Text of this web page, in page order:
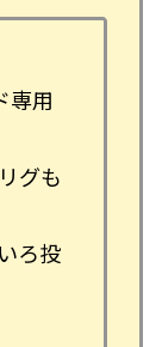
専用
グも
ろ投